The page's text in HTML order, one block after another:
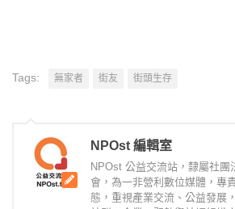
Tags: 無家者 街友 街頭生存
NPOst 編輯室
NPOst 公益交流站，隸屬社團
會，為一非營利數位媒體，專
態，重視產業交流、公益發展